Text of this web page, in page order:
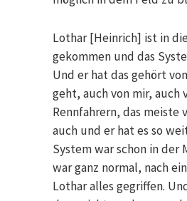
Lothar [Heinrich] ist in
gekommen und das
Und er hat das gehört
geht, auch von mir, auch
Rennfahrern, das meiste
auch und er hat es so
System war schon in der
war ganz normal, nach
Lothar alles gegriffen.